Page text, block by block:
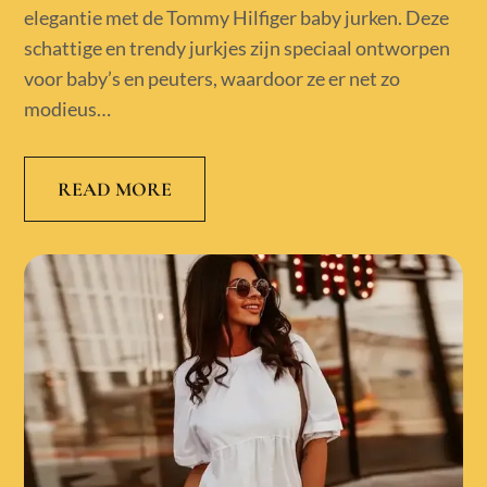
elegantie met de Tommy Hilfiger baby jurken. Deze
schattige en trendy jurkjes zijn speciaal ontworpen
voor baby’s en peuters, waardoor ze er net zo
modieus…
READ MORE